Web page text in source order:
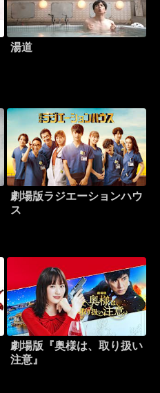
湯道
劇場版ラジエーションハウ
ス
劇場版『奥様は、取り扱い
注意』